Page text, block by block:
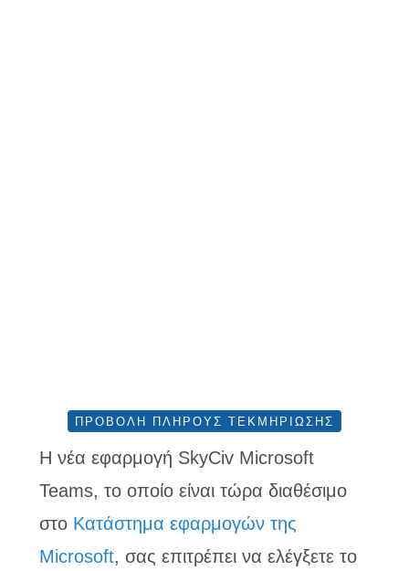
ΠΡΟΒΟΛΉ ΠΛΉΡΟΥΣ ΤΕΚΜΗΡΊΩΣΗΣ
Η νέα εφαρμογή SkyCiv Microsoft
Teams, το οποίο είναι τώρα διαθέσιμο
στο Κατάστημα εφαρμογών της
Microsoft, σας επιτρέπει να ελέγξετε το